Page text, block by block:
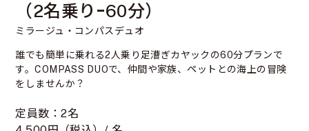
（2名乗りｰ60分）
ミラージュ・コンパスデュオ
誰でも簡単に乗れる2人乗り足漕ぎカヤックの60分プランで
す。COMPASS DUOで、仲間や家族、ペットとの海上の冒険
をしませんか？
定員数：2名